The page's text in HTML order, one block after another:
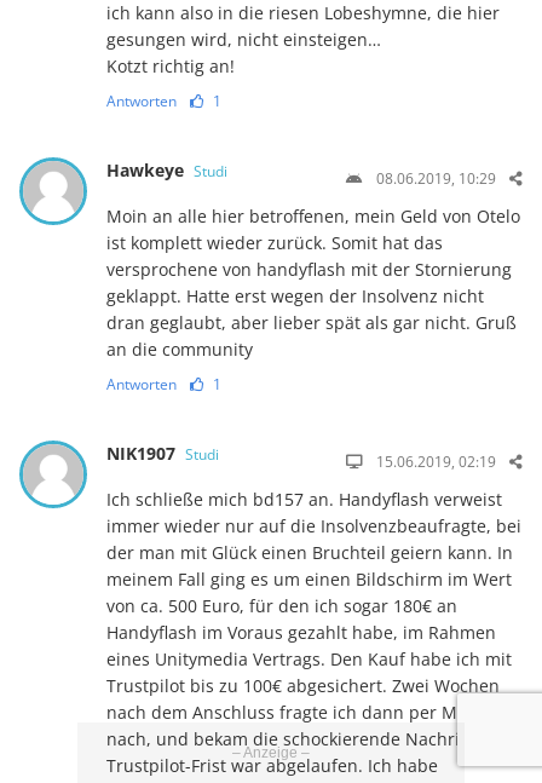
ich kann also in die riesen Lobeshymne, die hier
gesungen wird, nicht einsteigen…
Kotzt richtig an!
Antworten 1
Hawkeye Studi 08.06.2019, 10:29
Moin an alle hier betroffenen, mein Geld von Otelo
ist komplett wieder zurück. Somit hat das
versprochene von handyflash mit der Stornierung
geklappt. Hatte erst wegen der Insolvenz nicht
dran geglaubt, aber lieber spät als gar nicht. Gruß
an die community
Antworten 1
NIK1907 Studi 15.06.2019, 02:19
Ich schließe mich bd157 an. Handyflash verweist
immer wieder nur auf die Insolvenzbeaufragte, bei
der man mit Glück einen Bruchteil geiern kann. In
meinem Fall ging es um einen Bildschirm im Wert
von ca. 500 Euro, für den ich sogar 180€ an
Handyflash im Voraus gezahlt habe, im Rahmen
eines Unitymedia Vertrags. Den Kauf habe ich mit
Trustpilot bis zu 100€ abgesichert. Zwei Wochen
nach dem Anschluss fragte ich dann per Mail
nach, und bekam die schockierende Nachricht.
Trustpilot-Frist war abgelaufen. Ich habe